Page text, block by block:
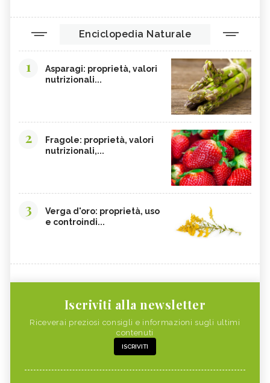
Enciclopedia Naturale
1
Asparagi: proprietà, valori
nutrizionali...
2
Fragole: proprietà, valori
nutrizionali,...
3
Verga d'oro: proprietà, uso
e controindi...
Iscriviti alla newsletter
Riceverai preziosi consigli e informazioni sugli ultimi
contenuti
ISCRIVITI